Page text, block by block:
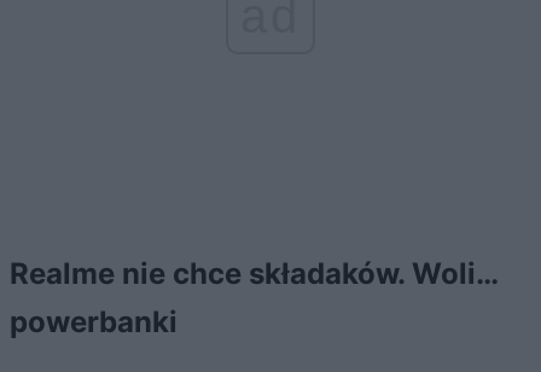
Realme nie chce składaków. Woli…
powerbanki